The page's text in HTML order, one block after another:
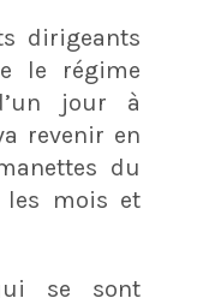
dirigeants
le régime
jour à
revenir en
du
les mois et
se sont